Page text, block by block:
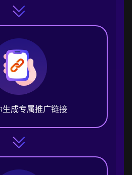
生成专属推广链接